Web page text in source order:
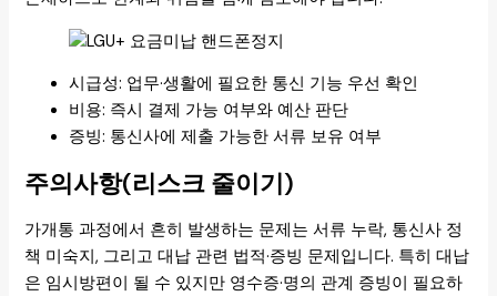
시급성: 업무·생활에 필요한 통신 기능 우선 확인
비용: 즉시 결제 가능 여부와 예산 판단
증빙: 통신사에 제출 가능한 서류 보유 여부
주의사항(리스크 줄이기)
가개통 과정에서 흔히 발생하는 문제는 서류 누락, 통신사 정
책 미숙지, 그리고 대납 관련 법적·증빙 문제입니다. 특히 대납
은 임시방편이 될 수 있지만 영수증·명의 관계 증빙이 필요하